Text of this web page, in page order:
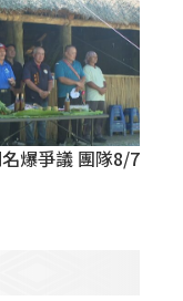
名爆爭議 團隊8/7